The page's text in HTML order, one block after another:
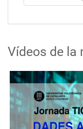
Vídeos de la